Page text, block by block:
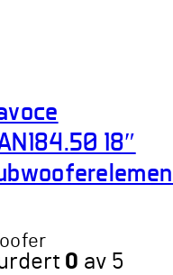
18″
0 av 5